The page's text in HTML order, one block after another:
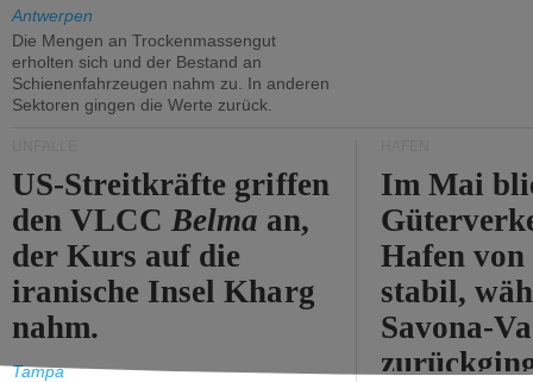
Antwerpen
Die Mengen an Trockenmassengut
erholten sich und der Bestand an
Schienenfahrzeugen nahm zu. In anderen
Sektoren gingen die Werte zurück.
US-Streitkräfte griffen
den VLCCBelma an,
der Kurs auf die
iranische Insel Kharg
nahm.
Tampa
Im Mai
Hafen von
stabil,
Savona-